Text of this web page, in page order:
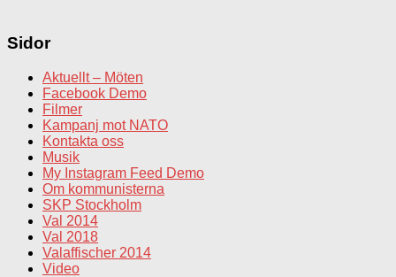
Sidor
Aktuellt – Möten
Facebook Demo
Filmer
Kampanj mot NATO
Kontakta oss
Musik
My Instagram Feed Demo
Om kommunisterna
SKP Stockholm
Val 2014
Val 2018
Valaffischer 2014
Video